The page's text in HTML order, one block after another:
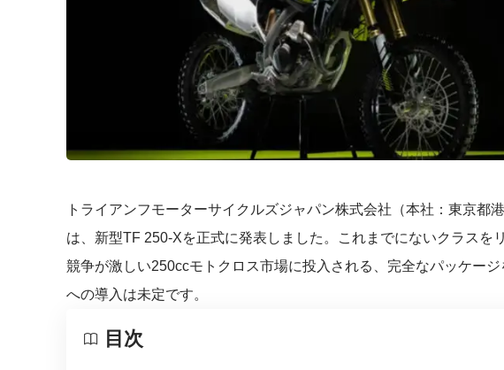
トライアンフモーターサイクルズジャパン株式会社（本社：東京都
は、新型TF 250-Xを正式に発表しました。これまでにないクラスを
競争が激しい250ccモトクロス市場に投入される、完全なパッケー
への導入は未定です。
目次